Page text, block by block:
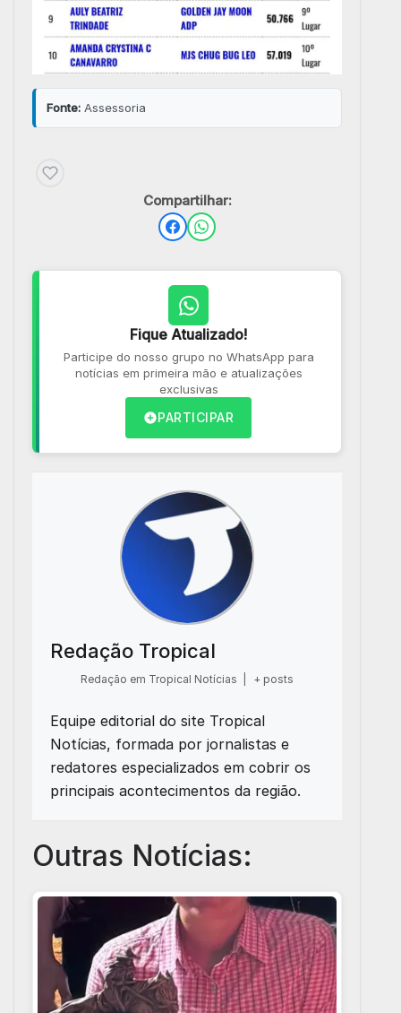
Fonte: Assessoria
Compartilhar:
Fique Atualizado!
Participe do nosso grupo no WhatsApp para
notícias em primeira mão e atualizações
exclusivas
PARTICIPAR
Redação Tropical
Redação em Tropical Notícias + posts
Equipe editorial do site Tropical
Notícias, formada por jornalistas e
redatores especializados em cobrir os
principais acontecimentos da região.
Outras Notícias: